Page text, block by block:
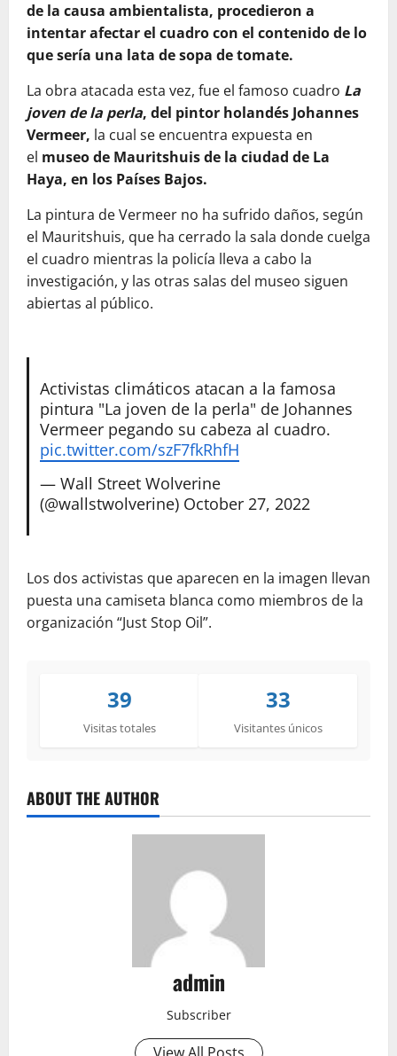
de la causa ambientalista, procedieron a
intentar afectar el cuadro con el contenido de lo
que sería una lata de sopa de tomate.
La obra atacada esta vez, fue el famoso cuadro La
joven de la perla, del pintor holandés Johannes
Vermeer, la cual se encuentra expuesta en
el museo de Mauritshuis de la ciudad de La
Haya, en los Países Bajos.
La pintura de Vermeer no ha sufrido daños, según
el Mauritshuis, que ha cerrado la sala donde cuelga
el cuadro mientras la policía lleva a cabo la
investigación, y las otras salas del museo siguen
abiertas al público.
Activistas climáticos atacan a la famosa
pintura "La joven de la perla" de Johannes
Vermeer pegando su cabeza al cuadro.
pic.twitter.com/szF7fkRhfH
— Wall Street Wolverine
(@wallstwolverine) October 27, 2022
Los dos activistas que aparecen en la imagen llevan
puesta una camiseta blanca como miembros de la
organización “Just Stop Oil”.
39
Visitas totales
33
Visitantes únicos
ABOUT THE AUTHOR
admin
Subscriber